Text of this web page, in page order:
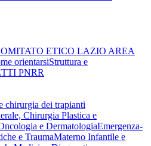
ETICO LAZIO AREA
orientarsiStruttura e
PNRR
chirurgia dei trapianti
Chirurgia Plastica e
e DermatologiaEmergenza-
e TraumaMaterno Infantile e